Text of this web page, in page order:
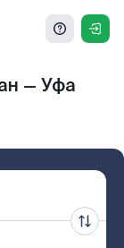
— Уфа